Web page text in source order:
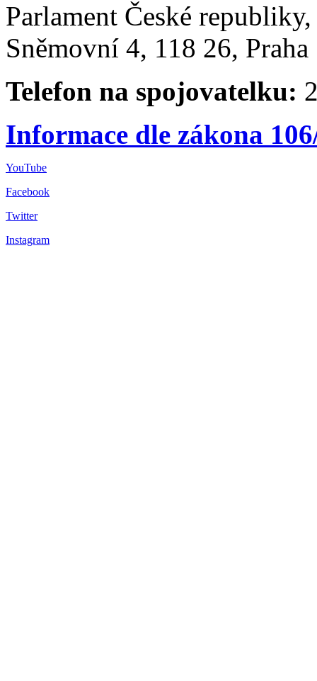
Parlament České
Sněmovní 4, 118 26,
Telefon na spojovatelku:
Informace dle zákona
YouTube
Facebook
Twitter
Instagram